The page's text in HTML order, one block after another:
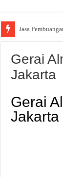
Jasa
Gerai
Jakarta
Gerai
Jakarta